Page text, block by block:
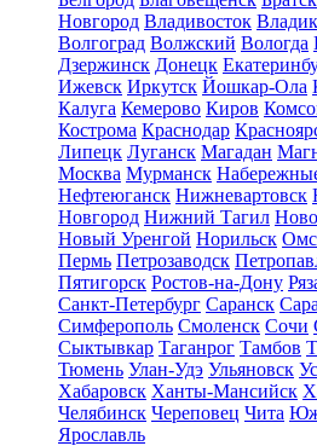
Новгород Владивосток
Волгоград Волжский Вологда
Дзержинск Донецк
Ижевск Иркутск Йошкар-Ола
Калуга Кемерово Киров
Кострома Краснодар
Липецк Луганск Магадан
Москва Мурманск
Нефтеюганск Нижневартовск
Новгород Нижний Тагил
Новый Уренгой Норильск
Пермь Петрозаводск
Пятигорск Ростов-на-Дону
Санкт-Петербург Саранск
Симферополь Смоленск Сочи
Сыктывкар Таганрог Тамбов
Тюмень Улан-Удэ Ульяновск
Хабаровск Ханты-Мансийск
Челябинск Череповец Чита
Ярославль